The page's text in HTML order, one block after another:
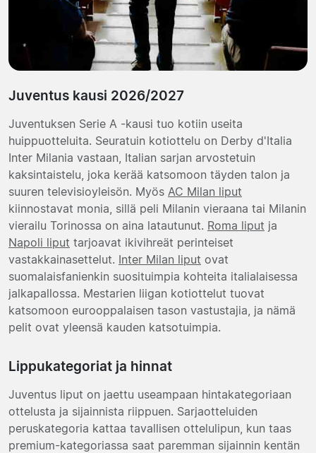
Juventus kausi 2026/2027
Juventuksen Serie A -kausi tuo kotiin useita
huippuotteluita. Seuratuin kotiottelu on Derby d'Italia
Inter Milania vastaan, Italian sarjan arvostetuin
kaksintaistelu, joka kerää katsomoon täyden talon ja
suuren televisioyleisön. Myös AC Milan liput
kiinnostavat monia, sillä peli Milanin vieraana tai Milanin
vierailu Torinossa on aina latautunut. Roma liput ja
Napoli liput tarjoavat ikivihreät perinteiset
vastakkainasettelut. Inter Milan liput ovat
suomalaisfanienkin suosituimpia kohteita italialaisessa
jalkapallossa. Mestarien liigan kotiottelut tuovat
katsomoon eurooppalaisen tason vastustajia, ja nämä
pelit ovat yleensä kauden katsotuimpia.
Lippukategoriat ja hinnat
Juventus liput on jaettu useampaan hintakategoriaan
ottelusta ja sijainnista riippuen. Sarjaotteluiden
peruskategoria kattaa tavallisen ottelulipun, kun taas
premium-kategoriassa saat paremman sijainnin kentän